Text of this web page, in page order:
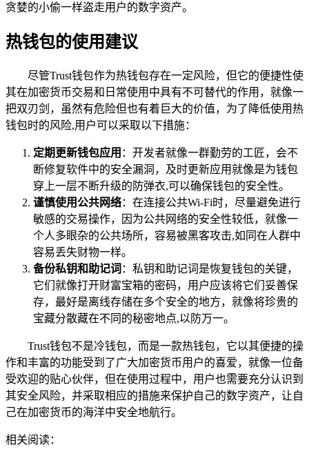
贪婪的小偷一样盗走用户的数字资产。
热钱包的使用建议
尽管Trust钱包作为热钱包存在一定风险，但它的便捷性使
其在加密货币交易和日常使用中具有不可替代的作用，就像一
把双刃剑，虽然有危险但也有着巨大的价值，为了降低使用热
钱包时的风险,用户可以采取以下措施：
定期更新钱包应用 ：开发者就像一群勤劳的工匠，会不
断修复软件中的安全漏洞，及时更新应用就像是为钱包
穿上一层不断升级的防弹衣,可以确保钱包的安全性。
谨慎使用公共网络：在连接公共Wi-Fi时，尽量避免进行
敏感的交易操作，因为公共网络的安全性较低，就像一
个人多眼杂的公共场所，容易被黑客攻击,如同在人群中
容易丢失财物一样。
备份私钥和助记词 ：私钥和助记词是恢复钱包的关键，
它们就像打开财富宝箱的密码，用户应该将它们妥善保
存，最好是离线存储在多个安全的地方，就像将珍贵的
宝藏分散藏在不同的秘密地点,以防万一。
Trust钱包不是冷钱包，而是一款热钱包，它以其便捷的操
作和丰富的功能受到了广大加密货币用户的喜爱，就像一位备
受欢迎的贴心伙伴，但在使用过程中，用户也需要充分认识到
其安全风险，并采取相应的措施来保护自己的数字资产，让自
己在加密货币的海洋中安全地航行。
相关阅读：